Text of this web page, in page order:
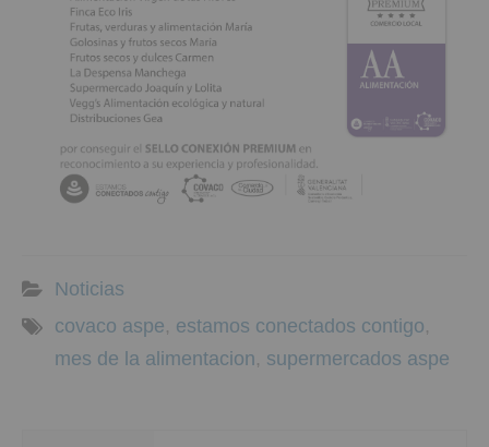
Noticias
covaco aspe, estamos conectados contigo,
mes de la alimentacion, supermercados aspe